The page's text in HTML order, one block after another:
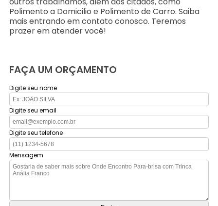
Polimento a Domicilio e Polimento de Carro. Saiba
mais entrando em contato conosco. Teremos
prazer em atender você!
FAÇA UM ORÇAMENTO
Digite seu nome
Digite seu email
Digite seu telefone
Mensagem